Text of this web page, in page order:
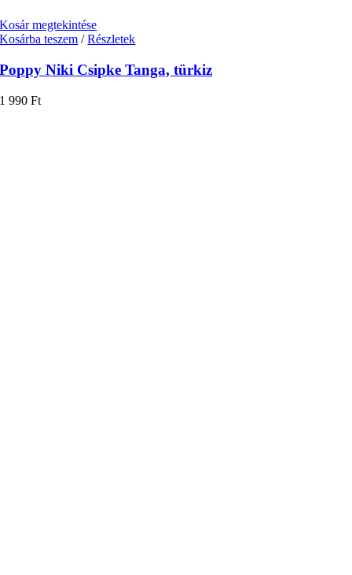
Kosár megtekintése
Kosárba teszem / Részletek
Poppy Niki Csipke Tanga, türkiz
1 990Ft